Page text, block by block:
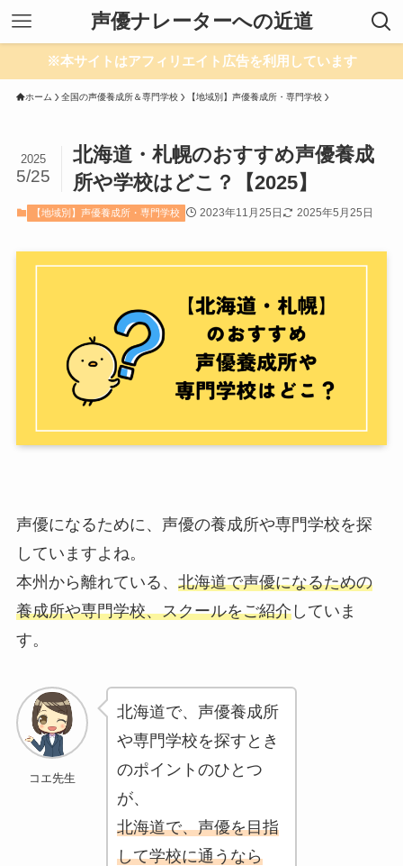
声優ナレーターへの近道
※本サイトはアフィリエイト広告を利用しています
ホーム 全国の声優養成所＆専門学校 【地域別】声優養成所・専門学校
北海道・札幌のおすすめ声優養成
所や学校はどこ？【2025】
2025
5/25
【地域別】声優養成所・専門学校 2023年11月25日 2025年5月25日
声優になるために、声優の養成所や専門学校を探
していますよね。
本州から離れている、 北海道で声優になるための
養成所や専門学校、スクールをご紹介していま
す。
コエ先生
北海道で、声優養成所
や専門学校を探すとき
のポイントのひとつ
が、
北海道で、声優を目指
して学校に通うなら